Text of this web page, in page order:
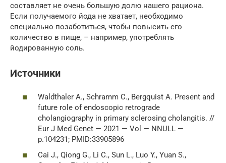
составляет не очень большую долю нашего рациона.
Если получаемого йода не хватает, необходимо
специально позаботиться, чтобы повысить его
количество в пище, – например, употреблять
йодированную соль.
Источники
Waldthaler A., Schramm C., Bergquist A. Present and
future role of endoscopic retrograde
cholangiography in primary sclerosing cholangitis. //
Eur J Med Genet — 2021 — Vol — NNULL —
p.104231; PMID:33905896
Cai J., Qiong G., Li C., Sun L., Luo Y., Yuan S.,